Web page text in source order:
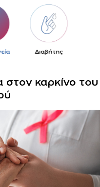
Διαβήτης
στον καρκίνο του